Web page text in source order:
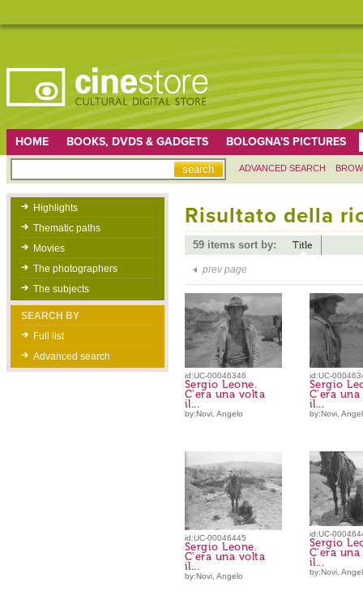
HOME BOOKS, DVDS & GADGETS BOLOGNA'S PICTURES
ADVANCED SEARCH
Highlights
Thematic paths
Movies
The photographers
The subjects
SEARCH BY
Full list
Advanced search
Risultato della
59 items sort by: Title
prev page
id:UC-00046346
Sergio Leone.
C'era una volta
il...
by:Novi, Angelo
id:UC-
Sergio
C'era
il...
by:Novi,
id:UC-00046445
Sergio Leone.
C'era una volta
il...
by:Novi, Angelo
id:UC-
Sergio
C'era
il...
by:Novi,